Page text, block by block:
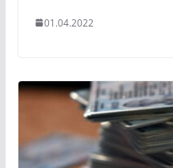
01.04.2022